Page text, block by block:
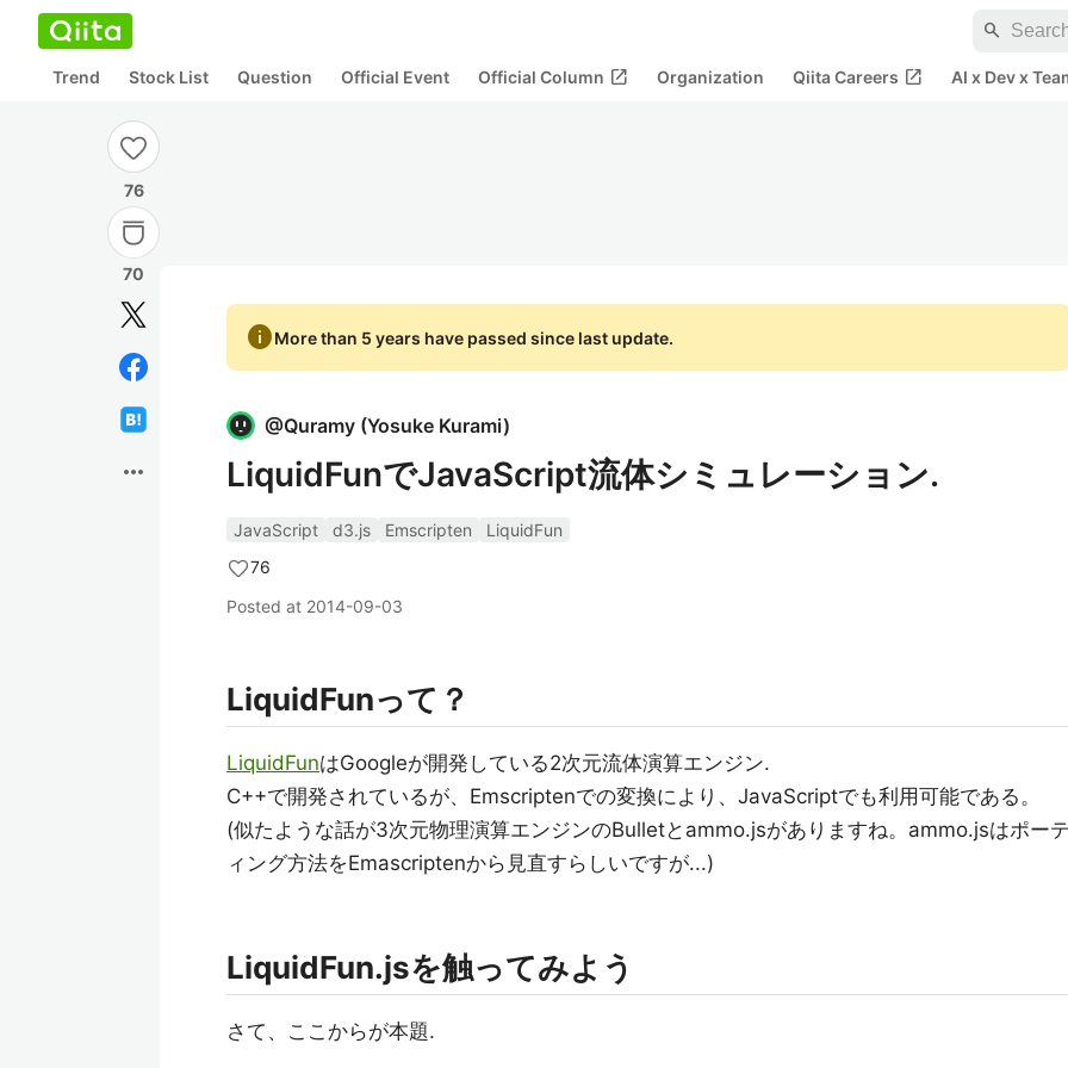
search
Trend Stock List Question Official Event Official Column open_in_new Organization Qiita Careers open_in_new AI x Dev x
76
70
more_horiz
infoMore than 5 years have passed since last update.
@Quramy (Yosuke Kurami)
LiquidFunでJavaScript流体シミュレーション.
JavaScript d3.js Emscripten
LiquidFun
76
Posted at 2014-09-03
LiquidFunって？
LiquidFunはGoogleが開発している2次元流体演算エンジン.
C++で開発されているが、Emscriptenでの変換により、JavaScriptでも利用可能である。
(似たような話が3次元物理演算エンジンのBulletとammo.jsがありますね。ammo.jsはポー
ィング方法をEmascriptenから見直すらしいですが...)
LiquidFun.jsを触ってみよう
さて、ここからが本題.